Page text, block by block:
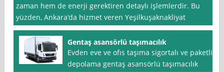
zaman hem de enerji gerektiren detaylı işlemlerdir. Bu
yüzden, Ankara‘da hizmet veren Yeşilkuşaknakliyat
Gentaş asansörlü taşımacılık
Evden eve ve ofıs taşıma sigortalı ve paketli
depolama gentaş asansörlü taşımacılık